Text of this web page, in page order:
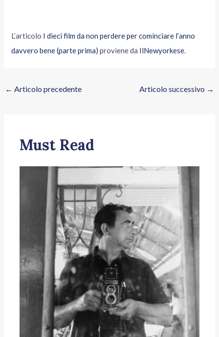
L’articolo I dieci film da non perdere per cominciare l’anno
davvero bene (parte prima) proviene da IlNewyorkese.
← Articolo precedente Articolo successivo →
Must Read